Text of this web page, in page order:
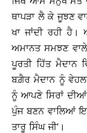
ਥਾਪੜਾ ਲੈ ਕੇ ਜੂਝਣ
ਖਾ ਜਾਂਦੀ ਰਹੀ
ਅਮਾਨਤ ਸਮਝਣ
ਪੂਰਤੀ ਹਿੱਤ
ਬਗ਼ੈਰ ਮੈਦਾਨ ਨੂੰ
ਨੂੰ ਆਪਣੇ ਸਿਰਾਂ ਦੀਆਂ
ਪੁੰਜ ਬਣਨ ਵਾਲਿਆਂ
ਤਾਰੂ ਸਿੰਘ ਜੀ’।